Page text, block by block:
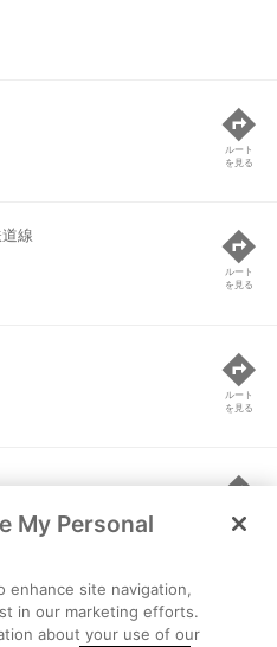
ルート
を見る
線
ルート
を見る
ルート
を見る
ルート
を見る
My Personal
enhance site navigation,
in our marketing efforts.
about your use of our